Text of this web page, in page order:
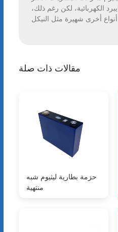
الكهربائية، لكن رغم ذلك،
مقالات ذات صلة
حزمة بطارية ليثيوم شبه
منتهية